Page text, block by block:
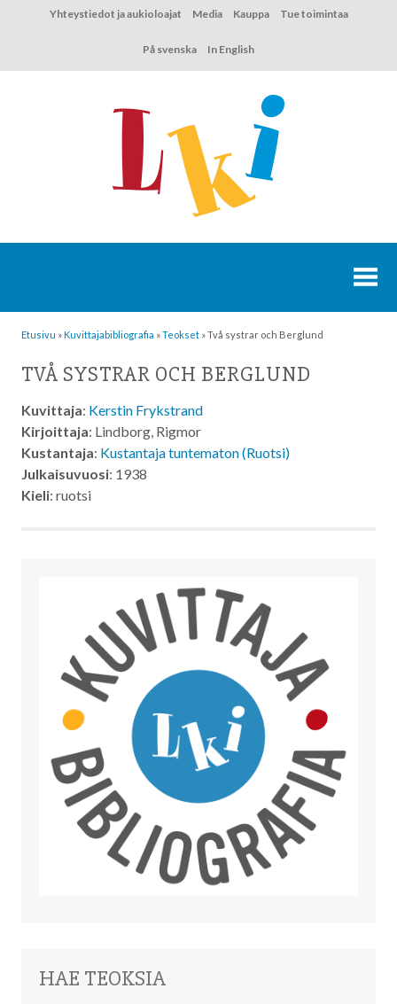
Yhteystiedot ja aukioloajat Media Kauppa Tue toimintaa
På svenska In English
Etusivu »Kuvittaja­bibliografia »Teokset »Två systrar och Berglund
TVÅ SYSTRAR OCH BERGLUND
Kuvittaja: Kerstin Frykstrand
Kirjoittaja: Lindborg, Rigmor
Kustantaja: Kustantaja tuntematon (Ruotsi)
Julkaisuvuosi: 1938
Kieli: ruotsi
HAE TEOKSIA